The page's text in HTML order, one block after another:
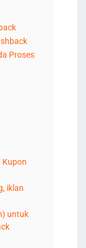
Proses
Kupon
iklan
untuk